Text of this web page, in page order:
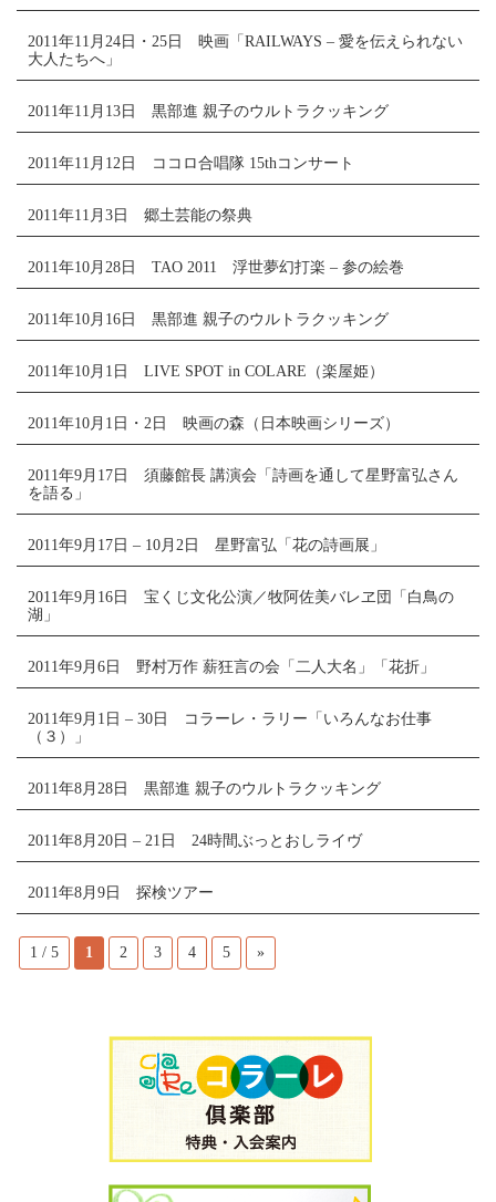
2011年11月24日・25日 映画「RAILWAYS – 愛を伝えられない
大人たちへ」
2011年11月13日 黒部進 親子のウルトラクッキング
2011年11月12日 ココロ合唱隊 15thコンサート
2011年11月3日 郷土芸能の祭典
2011年10月28日 TAO 2011 浮世夢幻打楽 – 参の絵巻
2011年10月16日 黒部進 親子のウルトラクッキング
2011年10月1日 LIVE SPOT in COLARE（楽屋姫）
2011年10月1日・2日 映画の森（日本映画シリーズ）
2011年9月17日 須藤館長 講演会「詩画を通して星野富弘さん
を語る」
2011年9月17日 – 10月2日 星野富弘「花の詩画展」
2011年9月16日 宝くじ文化公演／牧阿佐美バレヱ団「白鳥の
湖」
2011年9月6日 野村万作 薪狂言の会「二人大名」「花折」
2011年9月1日 – 30日 コラーレ・ラリー「いろんなお仕事
（３）」
2011年8月28日 黒部進 親子のウルトラクッキング
2011年8月20日 – 21日 24時間ぶっとおしライヴ
2011年8月9日 探検ツアー
1 / 5 1 2 3 4 5 »